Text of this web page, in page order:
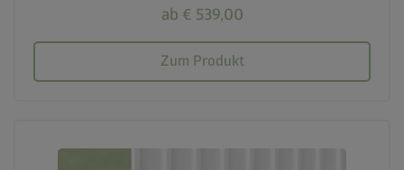
ab € 539,00
Zum Produkt